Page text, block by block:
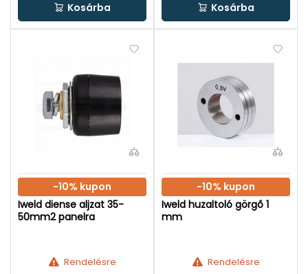
Kosárba Kosárba
-10% kupon
Iweld diense aljzat 35-
50mm2 panelra
Rendelésre
-10% kupon
Iweld huzaltoló görgő 1
mm
Rendelésre